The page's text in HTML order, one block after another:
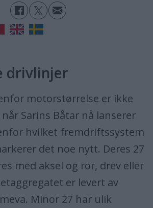
drivlinjer
motorstørrelse er ikke
Sarins Båtar nå lanserer
hvilket fremdriftssystem
det noe nytt. Deres 27
med aksel og ror, drev eller
er levert av
Minor 27 har ulik